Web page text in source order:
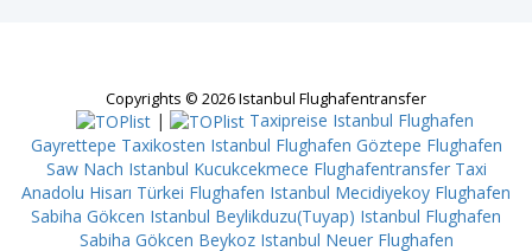
Copyrights © 2026 Istanbul Flughafentransfer
|
Taxipreise Istanbul Flughafen
Gayrettepe Taxikosten Istanbul Flughafen Göztepe Flughafen
Saw Nach Istanbul Kucukcekmece Flughafentransfer Taxi
Anadolu Hisarı Türkei Flughafen Istanbul Mecidiyekoy Flughafen
Sabiha Gökcen Istanbul Beylikduzu(Tuyap) Istanbul Flughafen
Sabiha Gökcen Beykoz Istanbul Neuer Flughafen